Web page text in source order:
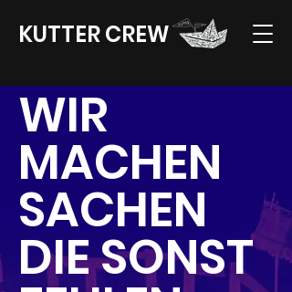
KUTTER CREW
WIR
MACHEN
SACHEN
DIE SONST